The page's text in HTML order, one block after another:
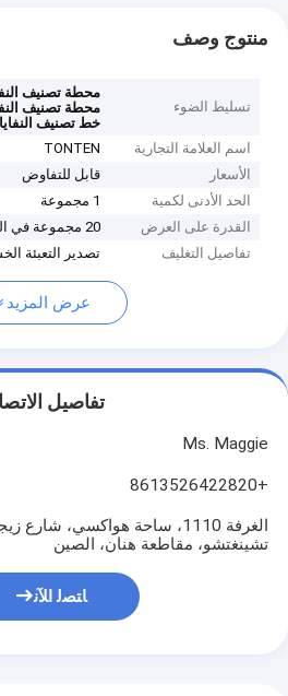
منتوج وصف
تسليط الضوء
محطة تصنيف
محطة تصنيف النفايات 120
خط تصنيف النفايات 120
اسم العلامة التجارية
TONTEN
الأسعار
قابل للتفاوض
الحد الأدنى لكمية
1 مجموعة
القدرة على العرض
20 مجموعة في الشهر
تفاصيل التغليف
تصدير التعبئة
عرض المزيد
تفاصيل
Ms. Maggie
+8613526422820
الغرفة 1110، ساحة هواكسي،
تشينغتشو، مقاطعة هنان، الصين
ﺎﺘﺼﻟ ﺍﻶﻧ